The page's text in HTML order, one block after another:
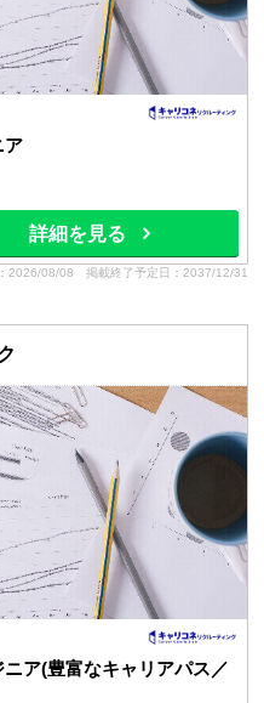
ア
詳細を見る
2026/08/08 掲載終了予定日：2037/12/31
ニア(豊富なキャリアパス／